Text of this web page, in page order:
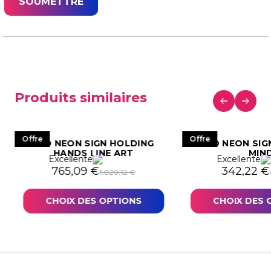
Produits similaires
OffreLED NEON SIGN HOLDING
HANDS LINE ART
Excellente
1.020,12€
Le prix initial était : 1.020,12 €.
765,09 €
Le prix actuel est : 765,09 €.
CHOIX DES OPTIONS
OffreLED NEON
Excellente
Le prix
342,22€
Le prix
CHOIX DES